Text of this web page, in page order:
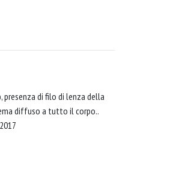
presenza di filo di lenza della
diffuso a tutto il corpo..